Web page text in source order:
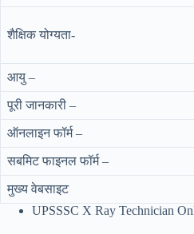
शैक्षिक योग्यता-
आयु –
पूरी जानकारी –
ऑनलाइन फॉर्म –
सबमिट फाइनल फॉर्म –
मुख्य वेबसाइट
UPSSSC X Ray Technician